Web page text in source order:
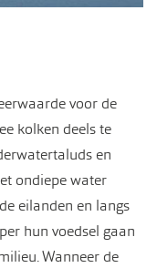
voor de
kolken deels te
en
ondiepe water
eilanden en langs
hun voedsel gaan
Wanneer de